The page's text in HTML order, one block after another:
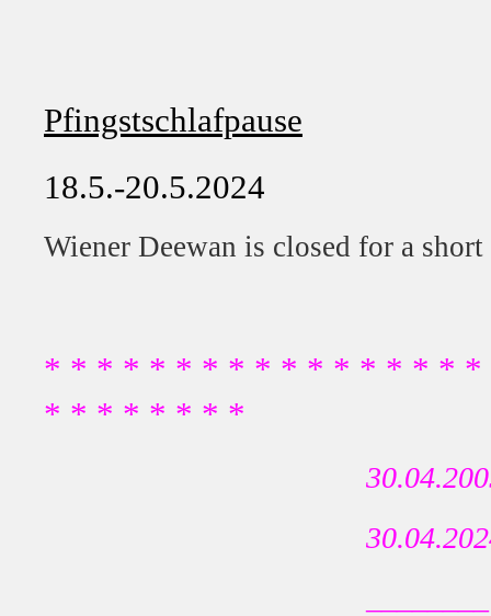
Pfingstschlafpause
18.5.-20.5.2024
Wiener Deewan is closed for a
* * * * * * * * * * * * * * * *
* * * * * * * *